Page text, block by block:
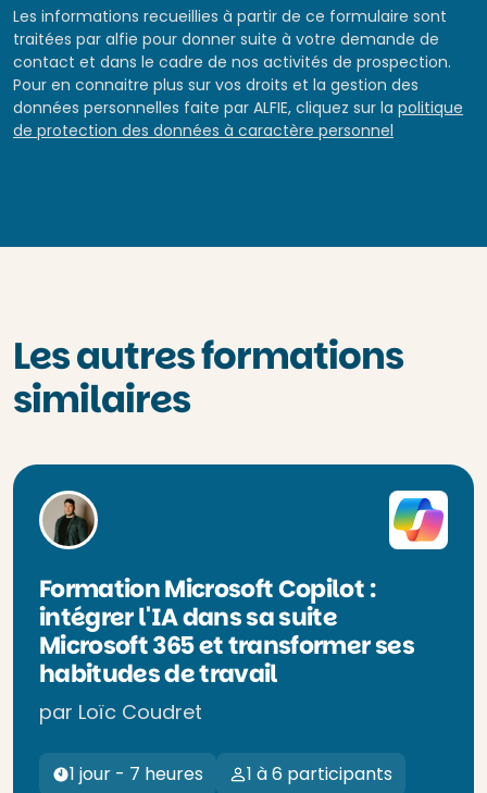
Les informations recueillies à partir de ce formulaire sont
traitées par alfie pour donner suite à votre demande de
contact et dans le cadre de nos activités de prospection.
Pour en connaitre plus sur vos droits et la gestion des
données personnelles faite par ALFIE, cliquez sur la politique
de protection des données à caractère personnel
Les autres formations
similaires
Formation Microsoft Copilot :
intégrer l'IA dans sa suite
Microsoft 365 et transformer ses
habitudes de travail
par Loïc Coudret
1 jour - 7 heures
1 à 6 participants